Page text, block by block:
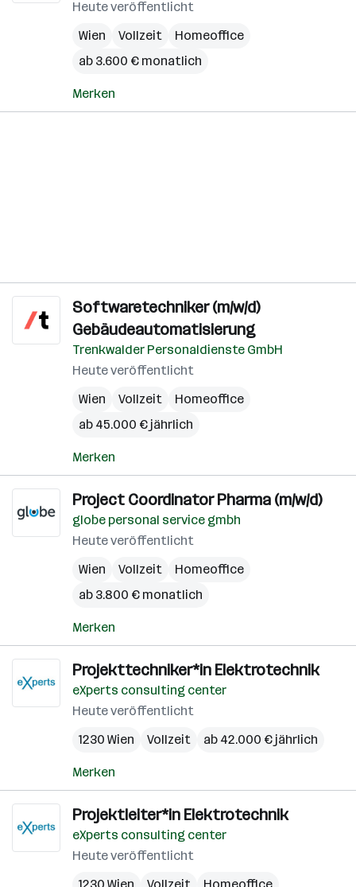
Heute veröffentlicht
Wien
Vollzeit
Homeoffice
ab 3.600 € monatlich
Merken
Softwaretechniker (m/w/d)
Gebäudeautomatisierung
Trenkwalder Personaldienste GmbH
Heute veröffentlicht
Wien
Vollzeit
Homeoffice
ab 45.000 € jährlich
Merken
Project Coordinator Pharma (m/w/d)
globe personal service gmbh
Heute veröffentlicht
Wien
Vollzeit
Homeoffice
ab 3.800 € monatlich
Merken
Projekttechniker*in Elektrotechnik
eXperts consulting center
Heute veröffentlicht
1230 Wien
Vollzeit ab 42.000 € jährlich
Merken
Projektleiter*in Elektrotechnik
eXperts consulting center
Heute veröffentlicht